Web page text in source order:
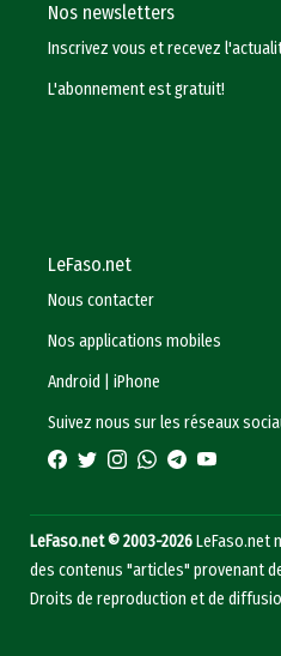
Nos newsletters
Inscrivez vous et recevez
L'abonnement est gratuit!
LeFaso.net
Nous contacter
Nos applications mobiles
Android
|iPhone
Suivez nous sur les réseaux
LeFaso.net © 2003-2026LeFaso.net
des contenus "articles" provenant
Droits de reproduction et de